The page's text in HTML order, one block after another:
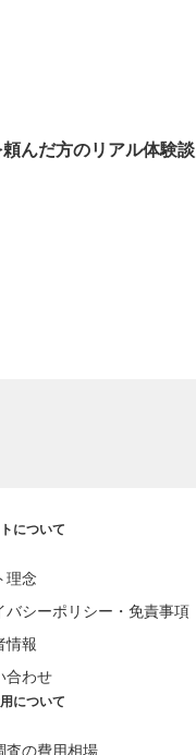
んだ方のリアル体験談
について
理念
バシーポリシー・免責事項
情報
合わせ
について
査の費用相場